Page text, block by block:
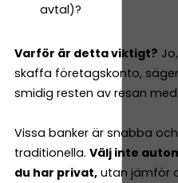
avtal)?
Varför är detta viktigt?
skaffa företagskonto,
smidig resten av resan
Vissa banker är snabba
traditionella. Välj inte
du har privat, utan jämför